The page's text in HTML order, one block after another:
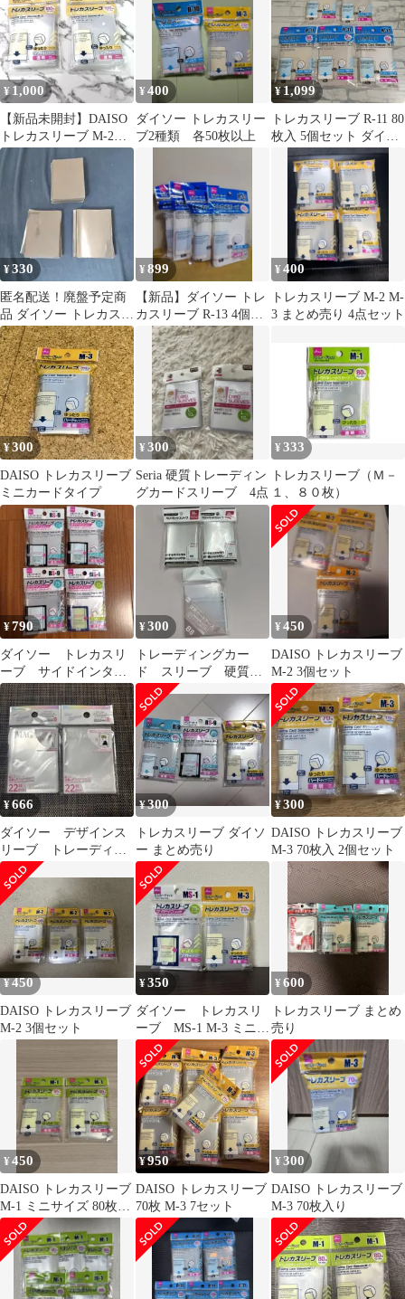
¥ 1,000
【新品未開封】DAISO
トレカスリーブ M-2
100枚入 2個セット
¥400
ダイソー トレカスリー
ブ2種類 各50枚以上
¥1,099
トレカスリーブ R-11 80
枚入 5個セット ダイソ
¥330
匿名配送！廃盤予定商
品 ダイソー トレカスリ
ーブ（Ｒ－１２） 120
枚＋予備
¥899
【新品】ダイソー トレ
カスリーブ R-13 4個セ
ット トレカ
¥400
トレカスリーブ M-2 M-
3 まとめ売り 4点セット
¥300
DAISO トレカスリーブ
ミニカードタイプ
¥300
Seria 硬質トレーディン
グカードスリーブ 4点
¥333
トレカスリーブ（Ｍ－
１、８０枚）
¥790
ダイソー トレカスリ
ーブ サイドインタイ
プ
¥300
トレーディングカー
ド スリーブ 硬質ケ
ース 3点セット
DAISO Seria
¥450
DAISO トレカスリーブ
M-2 3個セット
¥666
ダイソー デザインス
リーブ トレーディン
グカード マガジン
風 3点セット
¥300
トレカスリーブ ダイソ
ー まとめ売り
¥300
DAISO トレカスリーブ
M-3 70枚入 2個セット
¥450
DAISO トレカスリーブ
M-2 3個セット
¥350
ダイソー トレカスリ
ーブ MS-1 M-3 ミニカ
ードスリーブ
¥600
トレカスリーブ まとめ
売り
¥450
DAISO トレカスリーブ
M-1 ミニサイズ 80枚入
2個セット
¥950
DAISO トレカスリーブ
70枚 M-3 7セット
¥300
DAISO トレカスリーブ
M-3 70枚入り